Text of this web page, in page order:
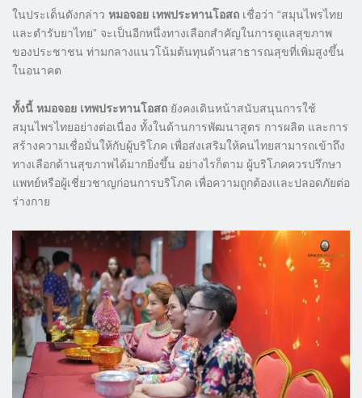
ในประเด็นดังกล่าว หมอจอย เทพประทานโอสถ เชื่อว่า “สมุนไพรไทย
และตำรับยาไทย” จะเป็นอีกหนึ่งทางเลือกสำคัญในการดูแลสุขภาพ
ของประชาชน ท่ามกลางแนวโน้มต้นทุนด้านสาธารณสุขที่เพิ่มสูงขึ้น
ในอนาคต
ทั้งนี้ หมอจอย เทพประทานโอสถ ยังคงเดินหน้าสนับสนุนการใช้
สมุนไพรไทยอย่างต่อเนื่อง ทั้งในด้านการพัฒนาสูตร การผลิต และการ
สร้างความเชื่อมั่นให้กับผู้บริโภค เพื่อส่งเสริมให้คนไทยสามารถเข้าถึง
ทางเลือกด้านสุขภาพได้มากยิ่งขึ้น อย่างไรก็ตาม ผู้บริโภคควรปรึกษา
แพทย์หรือผู้เชี่ยวชาญก่อนการบริโภค เพื่อความถูกต้องเเละปลอดภัยต่อ
ร่างกาย